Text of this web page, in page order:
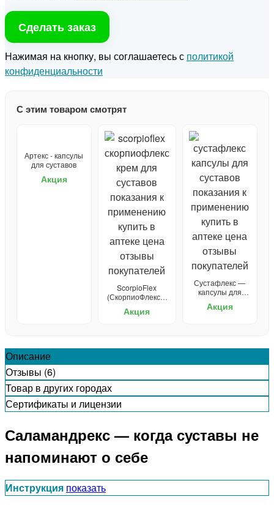
Сделать заказ
Нажимая на кнопку, вы соглашаетесь с политикой
конфиденциальности
С этим товаром смотрят
Артекс - капсулы
для суставов
Акция
ScorpioFlex
(СкорпиоФлекс) -
Акция
Сустафлекс —
капсулы для
Акция
Описание
Отзывы (6)
Товар в других городах
Сертификаты и лицензии
Саламандрекс — когда суставы не
напоминают о себе
Инструкция показать